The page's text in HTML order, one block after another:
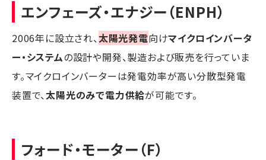
エンフェーズ・エナジー（ENPH）
2006年に設立され、 太陽光発電向けマイクロインバータ
ー・システムの設計や開発、製造および販売を行っていま
す。マイクロインバーターは発電効率が高い分散型発電
装置で、 太陽光のみで電力供給が可能です。
フォード・モーター（F）